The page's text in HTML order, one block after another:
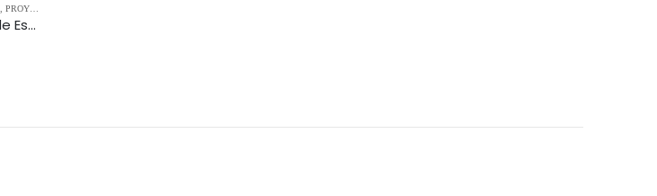
PROYECTOS ESPECIALES
Parques Infantiles: Estructura de Escalada Pantheon 3